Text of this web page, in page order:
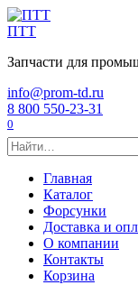
Перейти
к
ПТТ
Запчасти для
info@prom-td.ru
8 800 550-23-31
0
Search
for:
Главная
Каталог
Форсунки
Доставка и
О компании
Контакты
Корзина